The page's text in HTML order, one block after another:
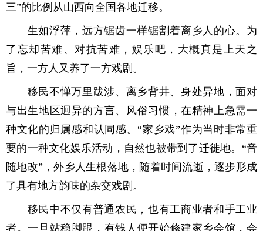
三”的比例从山西向全国各地迁移。
生如浮萍，远方锯齿一样锯割着离乡人的心。为
了忘却苦难、对抗苦难，娱乐吧，大概真是上天之
旨，一方人又养了一方戏剧。
移民不惮万里跋涉、离乡背井、身处异地，面对
与出生地区迥异的方言、风俗习惯，在精神上急需一
种文化的归属感和认同感。“家乡戏”作为当时非常重
要的一种文化娱乐活动，自然也被带到了迁徙地。“音
随地改”，外乡人生根落地，随着时间流逝，逐步形成
了具有地方韵味的杂交戏剧。
移民中不仅有普通农民，也有工商业者和手工业
者。一旦站稳脚跟，有钱人便开始修建家乡会馆，会